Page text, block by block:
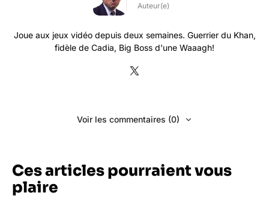
Auteur(e)
Joue aux jeux vidéo depuis deux semaines. Guerrier du Khan,
fidèle de Cadia, Big Boss d'une Waaagh!
Voir les commentaires (0)
Ces articles pourraient vous
plaire